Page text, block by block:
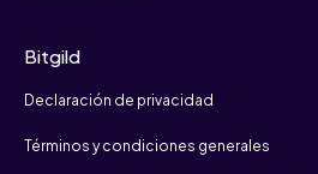
Bitgild
Declaración de privacidad
Términos y condiciones generales